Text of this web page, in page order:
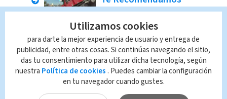
Tráiler se queda sin
frenos y cae sobre
vía pública
Tendencia Redacción
TAGS RELACIONADOS:
Utilizamos cookies
para darte la mejor experiencia de usuario y entrega de
publicidad, entre otras cosas. Si continúas navegando el sitio,
das tu consentimiento para utilizar dicha tecnología, según
nuestra Política de cookies . Puedes cambiar la configuración
en tu navegador cuando gustes.